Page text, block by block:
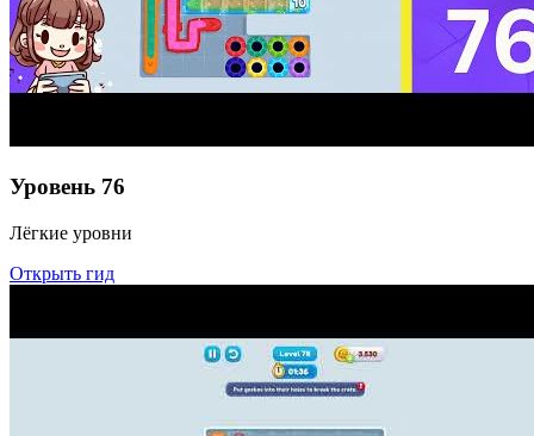
Уровень 76
Лёгкие уровни
Открыть гид